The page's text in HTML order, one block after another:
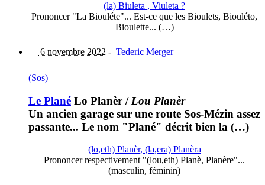
(la) Biuleta , Viuleta ?
Prononcer "La Biouléte"... Est-ce que les Bioulets, Biouléto,
Bioulette... (…)
6 novembre 2022 - Tederic Merger
(Sos)
Le Plané Lo Planèr / Lou Planèr
Un ancien garage sur une route Sos-Mézin assez
passante... Le nom "Plané" décrit bien la (…)
(lo,eth) Planèr, (la,era) Planèra
Prononcer respectivement "(lou,eth) Planè, Planère"...
(masculin, féminin)